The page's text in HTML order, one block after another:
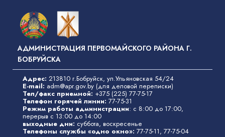
основному
содержанию
АДМИНИСТРАЦИЯ ПЕРВОМАЙСКОГО РАЙОНА Г.
БОБРУЙСКА
Адрес: 213810 г.Бобруйск, ул.Ульяновская 54/24
E-mail: adm@apr.gov.by (для деловой переписки)
Тел/факс приемной: +375 (225) 77-75-17
Телефон горячей линии: 77-75-31
Режим работы администрации: с 8:00 до 17:00,
перерыв с 13:00 до 14:00
выходные дни: суббота, воскресенье
Телефоны службы «одно окно»: 77-75-11, 77-75-04